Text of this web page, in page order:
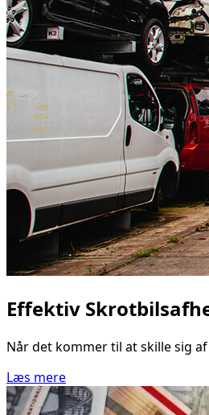
Effektiv
Når det kommer til at skille sig
Læs mere